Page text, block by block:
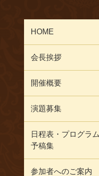
HOME
会長挨拶
開催概要
演題募集
日程表・プログラム
予稿集
参加者へのご案内